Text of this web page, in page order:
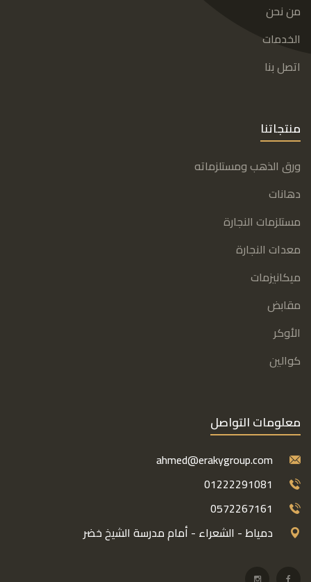
من نحن
الخدمات
اتصل بنا
منتجاتنا
ورق الذهب ومستلزماته
دهانات
مستلزمات النجارة
معدات النجارة
ميكانيزمات
مقابض
الأوكر
كوالين
معلومات التواصل
ahmed@erakygroup.com
01222291081
0572267161
دمياط - الشعراء - أمام مدرسة الشيخ خضر